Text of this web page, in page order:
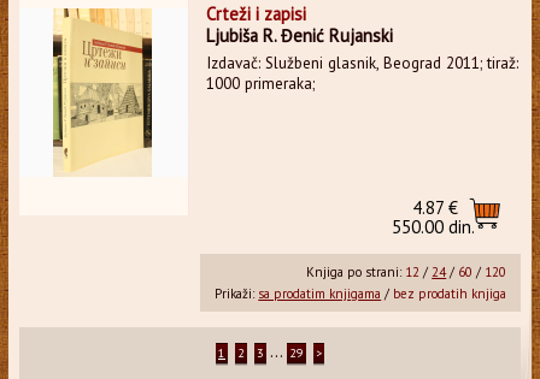
Crteži i zapisi
Ljubiša R. Đenić Rujanski
Izdavač: Službeni glasnik, Beograd 2011; tiraž:
1000 primeraka;
4.87 €
550.00 din.
Knjiga po strani: 12 /24/ 60 / 120
Prikaži: sa prodatim knjigama / bez prodatih knjiga
1 2 3 ... 29 >